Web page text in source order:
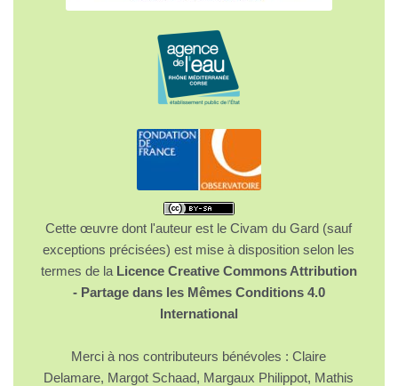
Cette œuvre dont l'auteur est le Civam du Gard (sauf
exceptions précisées) est mise à disposition selon les
termes de la Licence Creative Commons Attribution
- Partage dans les Mêmes Conditions 4.0
International
Merci à nos contributeurs bénévoles : Claire
Delamare, Margot Schaad, Margaux Philippot, Mathis